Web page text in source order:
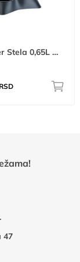
Dispenzer Stela 0,65L W
RSD
47